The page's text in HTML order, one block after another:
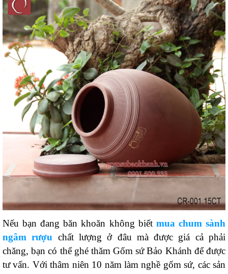
Nếu bạn đang băn khoăn không biết mua chum sành
ngâm rượu chất lượng ở đâu mà được giá cả phải
chăng, bạn có thể ghé thăm Gốm sứ Bảo Khánh để được
tư vấn. Với thâm niên 10 năm làm nghề gốm sứ, các sản